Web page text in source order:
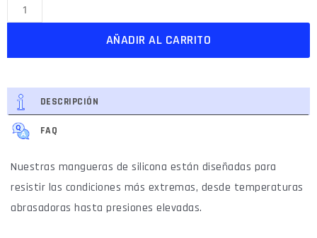
AÑADIR AL CARRITO
DESCRIPCIÓN
FAQ
Nuestras mangueras de silicona están diseñadas para
resistir las condiciones más extremas, desde temperaturas
abrasadoras hasta presiones elevadas.